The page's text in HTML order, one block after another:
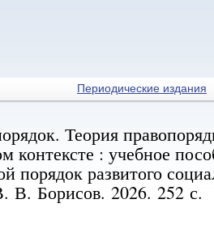
Периодические издания
Теория
контексте : учебное
порядок развитого
В. Борисов. 2026. 252 с.